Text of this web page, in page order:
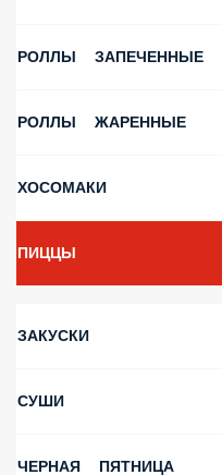
РОЛЛЫ ЗАПЕЧЕННЫЕ
РОЛЛЫ ЖАРЕННЫЕ
ХОСОМАКИ
ПИЦЦЫ
ЗАКУСКИ
СУШИ
ЧЕРНАЯ ПЯТНИЦА